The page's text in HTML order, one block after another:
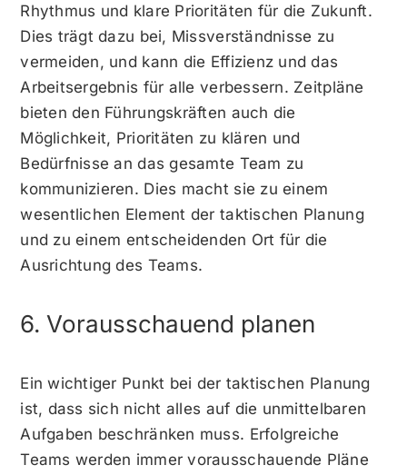
Rhythmus und klare Prioritäten für die Zukunft.
Dies trägt dazu bei, Missverständnisse zu
vermeiden, und kann die Effizienz und das
Arbeitsergebnis für alle verbessern. Zeitpläne
bieten den Führungskräften auch die
Möglichkeit, Prioritäten zu klären und
Bedürfnisse an das gesamte Team zu
kommunizieren. Dies macht sie zu einem
wesentlichen Element der taktischen Planung
und zu einem entscheidenden Ort für die
Ausrichtung des Teams.
6. Vorausschauend planen
Ein wichtiger Punkt bei der taktischen Planung
ist, dass sich nicht alles auf die unmittelbaren
Aufgaben beschränken muss. Erfolgreiche
Teams werden immer vorausschauende Pläne